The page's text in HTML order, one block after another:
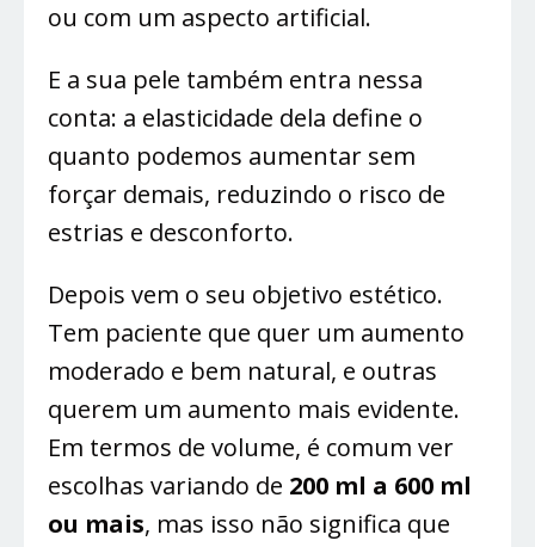
ou com um aspecto artificial.
E a sua pele também entra nessa
conta: a elasticidade dela define o
quanto podemos aumentar sem
forçar demais, reduzindo o risco de
estrias e desconforto.
Depois vem o seu objetivo estético.
Tem paciente que quer um aumento
moderado e bem natural, e outras
querem um aumento mais evidente.
Em termos de volume, é comum ver
escolhas variando de 200 ml a 600 ml
ou mais, mas isso não significa que